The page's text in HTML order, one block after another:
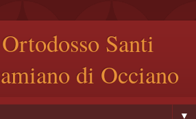
Santi
di Occiano
▼